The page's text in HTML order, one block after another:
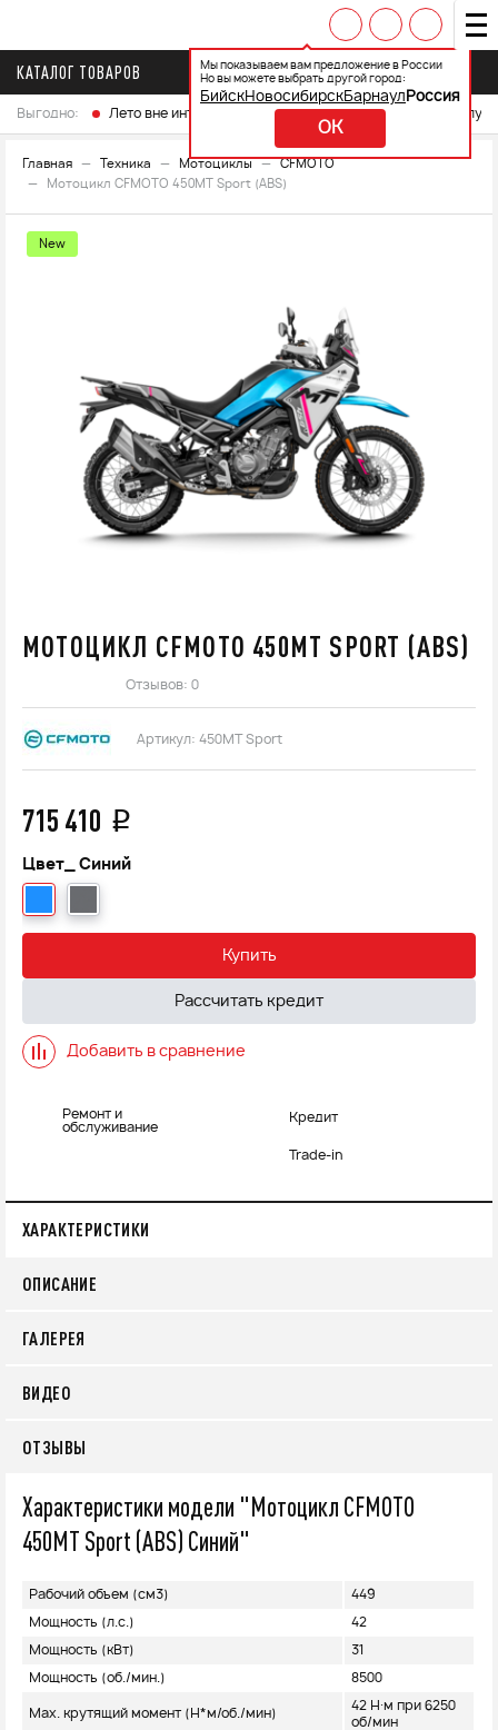
Мы показываем вам предложение в России
Но вы можете выбрать другой город:
БийскНовосибирскБарнаул Россия
OK
КАТАЛОГ ТОВАРОВ
Выгодно: Лето вне интренета Выберите свой мотоцикл и
Главная Техника Мотоциклы
CFMOTO
Мотоцикл CFMOTO 450MT Sport (ABS)
New
МОТОЦИКЛ CFMOTO 450MT SPORT (ABS)
Отзывов: 0
Артикул: 450MT Sport
715 410 q
Цвет_ Синий
Купить
Рассчитать кредит
Добавить в сравнение
Ремонт и
обслуживание
Кредит
Trade-in
ХАРАКТЕРИСТИКИ
ОПИСАНИЕ
ГАЛЕРЕЯ
ВИДЕО
ОТЗЫВЫ
Характеристики модели "Мотоцикл CFMOTO
450MT Sport (ABS) Синий"
Рабочий объем (см3) 449
Мощность (л.с.) 42
Мощность (кВт) 31
Мощность (об./мин.) 8500
Max. крутящий момент (H*м/об./мин)
42 Н∙м при 6250
об/мин